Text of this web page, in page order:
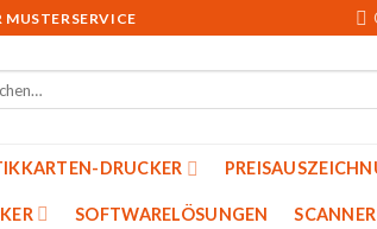
MUSTERSERVICE
DRUCKER
SOFTWARELÖSUNGEN SCANNER